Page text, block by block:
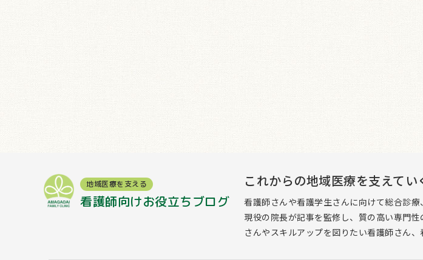
地域医療を支える
看護師向けお役立ちブログ
これからの地域医療を支えてい
看護師さんや看護学生さんに向けて総合診
現役の院長が記事を監修し、質の高い専門
さんやスキルアップを図りたい看護師さん